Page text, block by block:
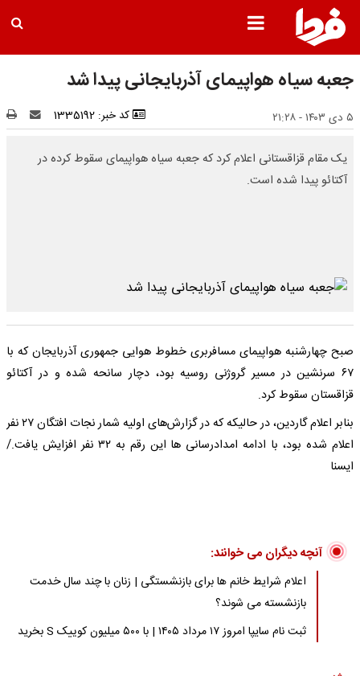
جعبه سیاه هواپیمای آذربایجانی پیدا شد
۵ دی ۱۴۰۳ - ۲۱:۲۸ کد خبر: 1335192
یک مقام قزاقستانی اعلام کرد که جعبه سیاه هواپیمای سقوط کرده در
آکتائو پیدا شده است.
صبح چهارشنبه هواپیمای مسافربری خطوط هوایی جمهوری آذربایجان که با
۶۷ سرنشین در مسیر گروژنی روسیه بود، دچار سانحه شده و در آکتائو
قزاقستان سقوط کرد.
بنابر اعلام گاردین، در حالیکه که در گزارش‌های اولیه شمار نجات ‌افتگان ۲۷ نفر
اعلام شده بود، با ادامه امدادرسانی ها این رقم به ۳۲ نفر افزایش یافت./
ایسنا
آنچه دیگران می خوانند:
اعلام شرایط خانم ها برای بازنشستگی | زنان با چند سال خدمت
بازنشسته می شوند؟
ثبت نام سایپا امروز ۱۷ مرداد ۱۴۰۵ | با ۵۰۰ میلیون کوییک S بخرید